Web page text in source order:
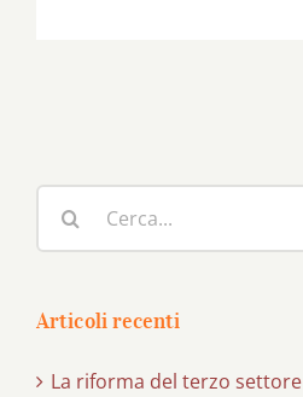
per:
Articoli recenti
La riforma del terzo settore